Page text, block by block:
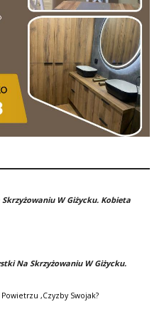
W Giżycku. Kobieta
Na Skrzyżowaniu W Giżycku.
,czyzby Swojak?